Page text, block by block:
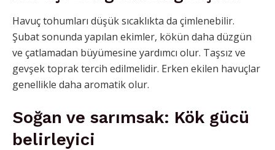
Havuç tohumları düşük sıcaklıkta da çimlenebilir.
Şubat sonunda yapılan ekimler, kökün daha düzgün
ve çatlamadan büyümesine yardımcı olur. Taşsız ve
gevşek toprak tercih edilmelidir. Erken ekilen havuçlar
genellikle daha aromatik olur.
Soğan ve sarımsak: Kök gücü
belirleyici